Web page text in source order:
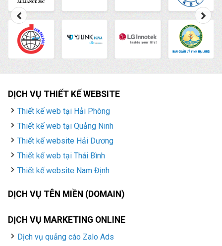
DỊCH VỤ THIẾT KẾ WEBSITE
Thiết kế web tại Hải Phòng
Thiết kế web tại Quảng Ninh
Thiết kế website Hải Dương
Thiết kế web tại Thái Bình
Thiết kế website Nam Định
DỊCH VỤ TÊN MIỀN (DOMAIN)
DỊCH VỤ MARKETING ONLINE
Dịch vụ quảng cáo Zalo Ads